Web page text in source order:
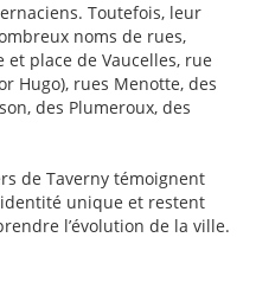
Toutefois, leur
noms de rues,
place de Vaucelles, rue
Hugo), rues Menotte, des
des Plumeroux, des
de Taverny témoignent
identité unique et restent
l’évolution de la ville.